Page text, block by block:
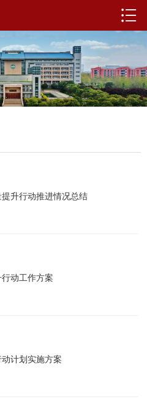
升行动推进情况总结
动工作方案
计划实施方案